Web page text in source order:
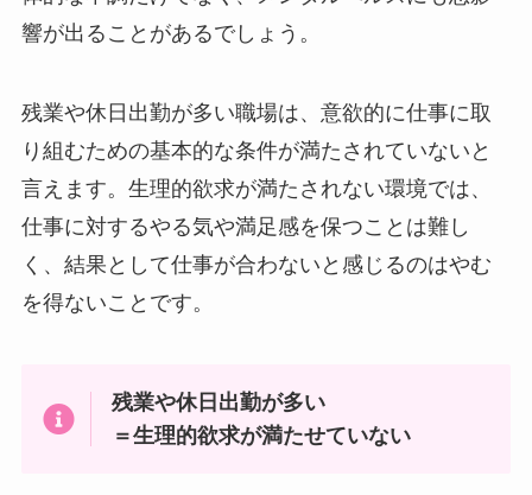
響が出ることがあるでしょう。
残業や休日出勤が多い職場は、意欲的に仕事に取
り組むための基本的な条件が満たされていないと
言えます。生理的欲求が満たされない環境では、
仕事に対するやる気や満足感を保つことは難し
く、結果として仕事が合わないと感じるのはやむ
を得ないことです。
残業や休日出勤が多い
＝生理的欲求が満たせていない